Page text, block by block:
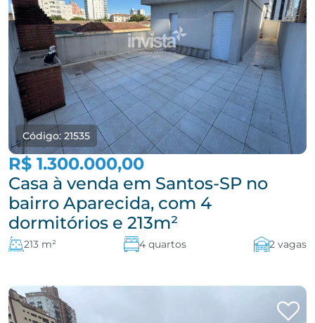
Código: 21535
R$ 1.300.000,00
Casa à venda em Santos-SP no
bairro Aparecida, com 4
dormitórios e 213m²
213 m² 4 quartos 2 vagas